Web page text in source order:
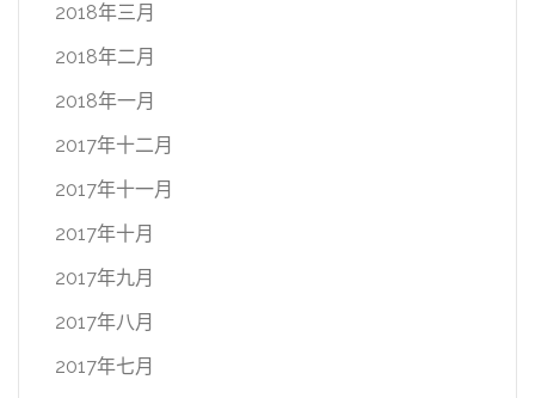
2018年三月
2018年二月
2018年一月
2017年十二月
2017年十一月
2017年十月
2017年九月
2017年八月
2017年七月